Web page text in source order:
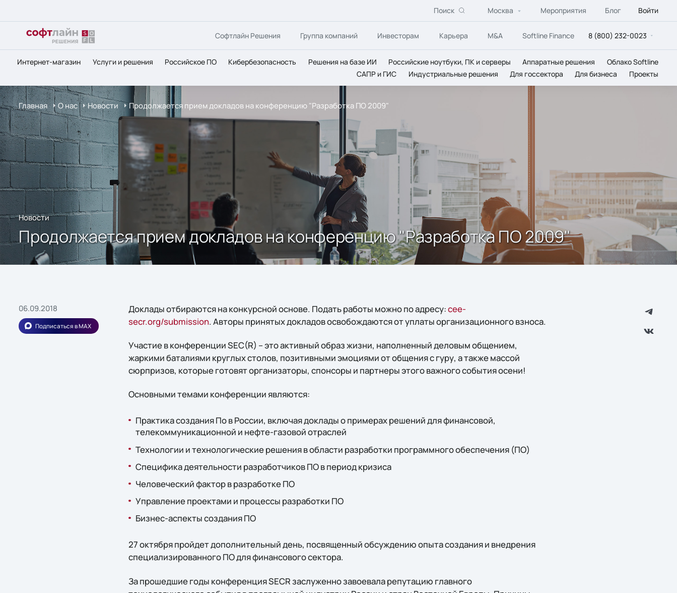
Поиск Москва Мероприятия Блог Войти
Софтлайн Решения Группа компаний Инвесторам Карьера M&A Softline Finance 8 (800) 232-0023
Интернет-магазин Услуги и решения Российское ПО Кибербезопасность Решения на базе ИИ Российские ноутбуки, ПК и серверы Аппаратные решения
Облако Softline
САПР и ГИС
Индустриальные решения Для госсектора Для бизнеса Проекты
Главная О нас Новости Продолжается прием докладов на конференцию "Разработка ПО 2009"
Новости
Продолжается прием докладов на конференцию "Разработка ПО 2009"
06.09.2018
Подписаться в MAX
Доклады отбираются на конкурсной основе. Подать работы можно по адресу:cee-
secr.org/submission. Авторы принятых докладов освобождаются от уплаты организационного взноса.
Участие в конференции SEC(R) – это активный образ жизни, наполненный деловым общением,
жаркими баталиями круглых столов, позитивными эмоциями от общения с гуру, а также массой
сюрпризов, которые готовят организаторы, спонсоры и партнеры этого важного события осени!
Основными темами конференции являются:
Практика создания По в России, включая доклады о примерах решений для финансовой,
телекоммуникационной и нефте-газовой отраслей
Технологии и технологические решения в области разработки программного обеспечения (ПО)
Специфика деятельности разработчиков ПО в период кризиса
Человеческий фактор в разработке ПО
Управление проектами и процессы разработки ПО
Бизнес-аспекты создания ПО
27 октября пройдет дополнительный день, посвященный обсуждению опыта создания и внедрения
специализированного ПО для финансового сектора.
За прошедшие годы конференция SECR заслуженно завоевала репутацию главного